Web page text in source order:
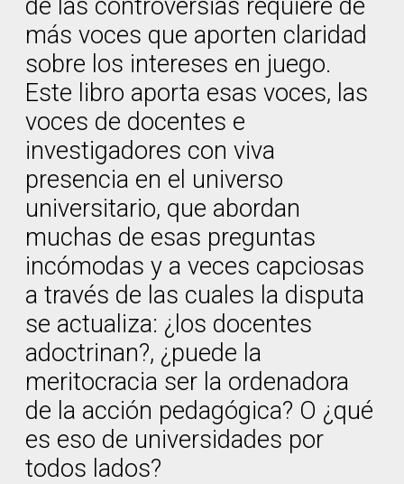
de las controversias requiere de
más voces que aporten claridad
sobre los intereses en juego.
Este libro aporta esas voces, las
voces de docentes e
investigadores con viva
presencia en el universo
universitario, que abordan
muchas de esas preguntas
incómodas y a veces capciosas
a través de las cuales la disputa
se actualiza: ¿los docentes
adoctrinan?, ¿puede la
meritocracia ser la ordenadora
de la acción pedagógica? O ¿qué
es eso de universidades por
todos lados?